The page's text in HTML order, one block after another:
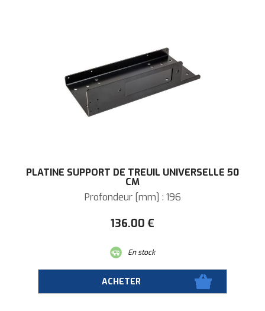
PLATINE SUPPORT DE TREUIL UNIVERSELLE 50
CM
Profondeur [mm] : 196
136.00 €
En stock